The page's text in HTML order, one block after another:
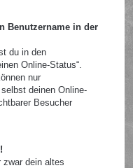
Benutzername in der
du in den
Online-Status“.
nur
deinen Online-
Besucher
dein altes